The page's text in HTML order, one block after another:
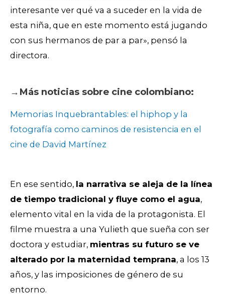
interesante ver qué va a suceder en la vida de
esta niña, que en este momento está jugando
con sus hermanos de par a par», pensó la
directora.
→ Más noticias sobre cine colombiano:
Memorias Inquebrantables: el hiphop y la
fotografía como caminos de resistencia en el
cine de David Martínez
En ese sentido, la narrativa se aleja de la línea
de tiempo tradicional y fluye como el agua,
elemento vital en la vida de la protagonista. El
filme muestra a una Yulieth que sueña con ser
doctora y estudiar, mientras su futuro se ve
alterado por la maternidad temprana, a los 13
años, y las imposiciones de género de su
entorno.